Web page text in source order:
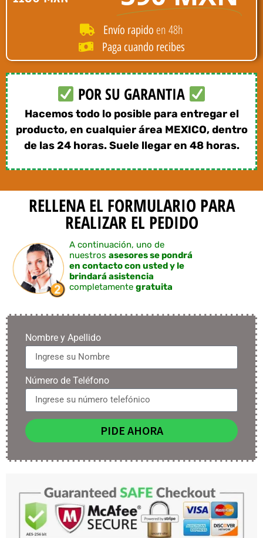
Envío rapido en 48h
Paga cuando recibes
POR SU GARANTIA
Hacemos todo lo posible para entregar el
producto, en cualquier área MEXICO, dentro
de las 24 horas. Suele llegar en 48 horas.
RELLENA EL FORMULARIO PARA
REALIZAR EL PEDIDO
A continuación, uno de
nuestros asesores se pondrá
en contacto con usted y le
brindará asistencia
completamente gratuita
Nombre y Apellido
Número de Teléfono
PIDE AHORA